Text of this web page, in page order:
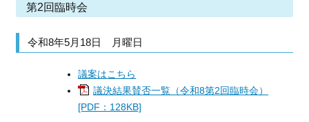
第2回臨時会
令和8年5月18日 月曜日
議案はこちら
議決結果賛否一覧（令和8第2回臨時会）
[PDF：128KB]